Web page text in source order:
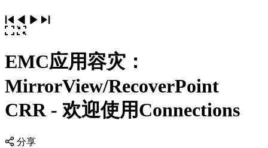
EMC应用容灾：
MirrorView/RecoverPoint
CRR - 欢迎使用Connections
分享